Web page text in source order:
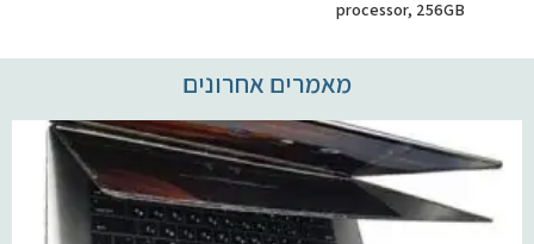
processor, 256GB
מאמרים אחרונים